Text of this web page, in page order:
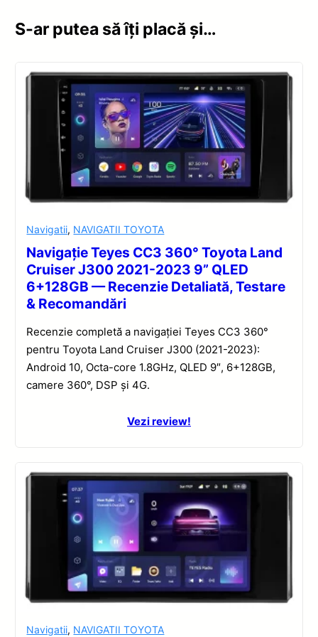
S-ar putea să îți placă și…
Navigatii, NAVIGATII TOYOTA
Navigație Teyes CC3 360° Toyota Land
Cruiser J300 2021-2023 9” QLED
6+128GB — Recenzie Detaliată, Testare
& Recomandări
Recenzie completă a navigației Teyes CC3 360°
pentru Toyota Land Cruiser J300 (2021-2023):
Android 10, Octa-core 1.8GHz, QLED 9″, 6+128GB,
camere 360°, DSP și 4G.
Vezi review!
Navigatii, NAVIGATII TOYOTA